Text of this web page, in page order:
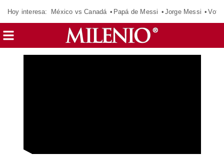
Hoy interesa: México vs Canadá Papá de Messi Jorge Messi